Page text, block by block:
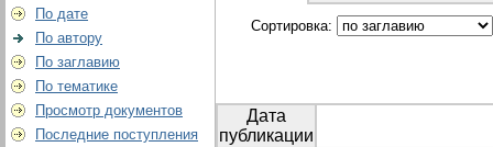
По дате
По автору
По заглавию
По тематике
Просмотр документов
Последние поступления
Сортировка:
Дата
публикации